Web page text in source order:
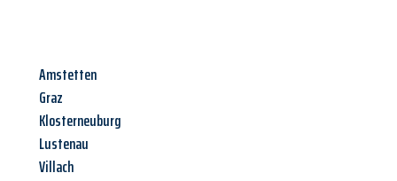
Amstetten
Graz
Klosterneuburg
Lustenau
Villach